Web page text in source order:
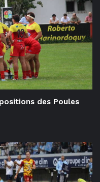
des Poules